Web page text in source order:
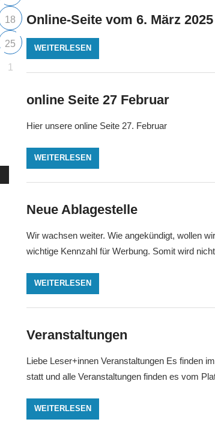
Online-Seite vom 6. März 2025
WEITERLESEN
online Seite 27 Februar
Hier unsere online Seite 27. Februar
WEITERLESEN
Neue Ablagestelle
Wir wachsen weiter. Wie angekündigt, wollen
wichtige Kennzahl für Werbung. Somit wird
WEITERLESEN
Veranstaltungen
Liebe Leser+innen Veranstaltungen Es finden
statt und alle Veranstaltungen finden es vom
WEITERLESEN
18
25
1